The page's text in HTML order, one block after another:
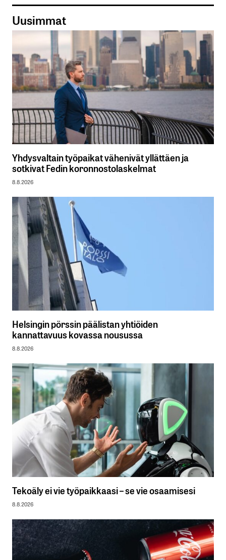
Uusimmat
Yhdysvaltain työpaikat vähenivät yllättäen ja
sotkivat Fedin koronnostolaskelmat
8.8.2026
Helsingin pörssin päälistan yhtiöiden
kannattavuus kovassa nousussa
8.8.2026
Tekoäly ei vie työpaikkaasi – se vie osaamisesi
8.8.2026